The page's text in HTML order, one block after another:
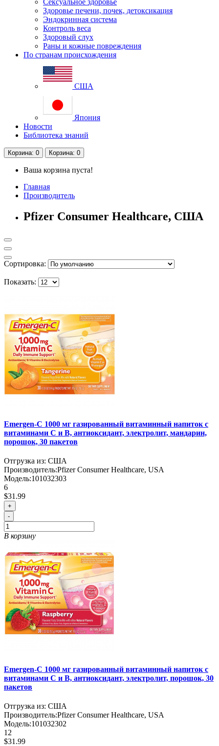
Сексуальное здоровье
Здоровье печени, почек, детоксикация
Эндокринная система
Контроль веса
Здоровый слух
Раны и кожные повреждения
По странам происхождения
США
Япония
Новости
Библиотека знаний
Корзина: 0 Корзина: 0
Ваша корзина пуста!
Главная
Производитель
Pfizer Consumer Healthcare, США
Сортировка:
Показать:
Emergen-C 1000 мг газированный витаминный напиток с
витаминами C и B, антиоксидант, электролит, мандарин,
порошок, 30 пакетов
Отгрузка из: США
Производитель:Pfizer Consumer Healthcare, USA
Модель:101032303
6
$31.99
+
-
В корзину
Emergen-C 1000 мг газированный витаминный напиток с
витаминами C и B, антиоксидант, электролит, порошок, 30
пакетов
Отгрузка из: США
Производитель:Pfizer Consumer Healthcare, USA
Модель:101032302
12
$31.99